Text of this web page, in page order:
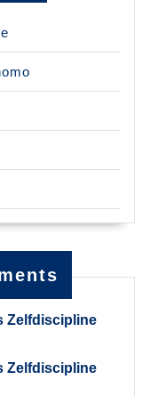
Zelfdiscipline
Zelfdiscipline